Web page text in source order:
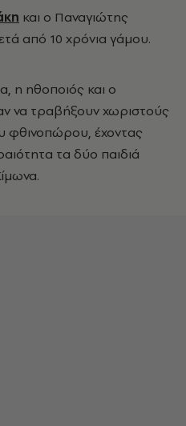
και ο Παναγιώτης
από 10 χρόνια γάμου.
η ηθοποιός και ο
να τραβήξουν χωριστούς
φθινοπώρου, έχοντας
τα δύο παιδιά